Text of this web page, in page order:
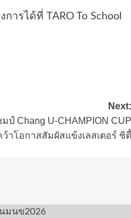
การได้ที่ TARO To School
Next:
Chang U-CHAMPION CUP
าโอกาสสัมผัสแข้งเลสเตอร์ ซิตี้